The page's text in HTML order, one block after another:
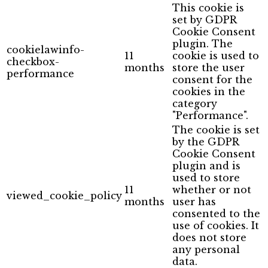
cookielawinfo-
checkbox-
performance
11
months
This cookie is
set by GDPR
Cookie Consent
plugin. The
cookie is used to
store the user
consent for the
cookies in the
category
"Performance".
viewed_cookie_policy 11
months
The cookie is set
by the GDPR
Cookie Consent
plugin and is
used to store
whether or not
user has
consented to the
use of cookies. It
does not store
any personal
data.